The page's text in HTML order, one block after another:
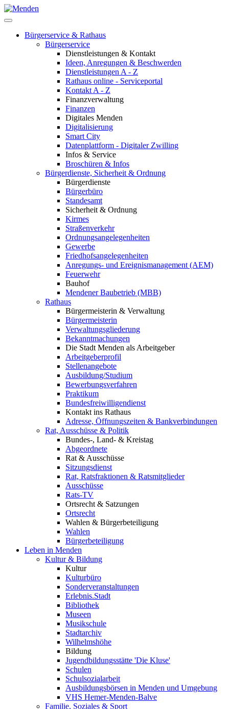
Bürgerservice & Rathaus
Bürgerservice
Dienstleistungen & Kontakt
Ideen, Anregungen & Beschwerden
Dienstleistungen A - Z
Rathaus online - Serviceportal
Kontakt A - Z
Finanzverwaltung
Finanzen
Digitales Menden
Digitalisierung
Smart City
Datenplattform - Digitaler Zwilling
Infos & Service
Broschüren & Infos
Bürgerdienste, Sicherheit & Ordnung
Bürgerdienste
Bürgerbüro
Standesamt
Sicherheit & Ordnung
Kirmes
Straßenverkehr
Ordnungsangelegenheiten
Gewerbe
Friedhofsangelegenheiten
Anregungs- und Ereignismanagement (AEM)
Feuerwehr
Bauhof
Mendener Baubetrieb (MBB)
Rathaus
Bürgermeisterin & Verwaltung
Bürgermeisterin
Verwaltungsgliederung
Bekanntmachungen
Die Stadt Menden als Arbeitgeber
Arbeitgeberprofil
Stellenangebote
Ausbildung/Studium
Bewerbungsverfahren
Praktikum
Bundesfreiwilligendienst
Kontakt ins Rathaus
Adresse, Öffnungszeiten & Bankverbindungen
Rat, Ausschüsse & Politik
Bundes-, Land- & Kreistag
Abgeordnete
Rat & Ausschüsse
Sitzungsdienst
Rat, Ratsfraktionen & Ratsmitglieder
Ausschüsse
Rats-TV
Ortsrecht & Satzungen
Ortsrecht
Wahlen & Bürgerbeteiligung
Wahlen
Bürgerbeteiligung
Leben in Menden
Kultur & Bildung
Kultur
Kulturbüro
Sonderveranstaltungen
Erlebnis.Stadt
Bibliothek
Museen
Musikschule
Stadtarchiv
Wilhelmshöhe
Bildung
Jugendbildungsstätte 'Die Kluse'
Schulen
Schulsozialarbeit
Ausbildungsbörsen in Menden und Umgebung
VHS Hemer-Menden-Balve
Familie, Soziales & Sport